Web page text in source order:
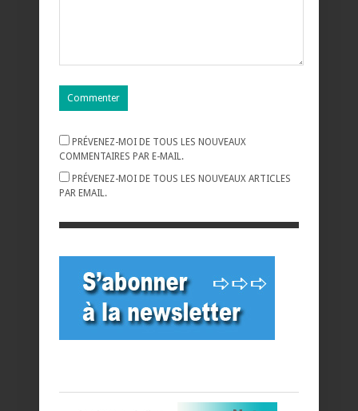
PRÉVENEZ-MOI DE TOUS LES NOUVEAUX
COMMENTAIRES PAR E-MAIL.
PRÉVENEZ-MOI DE TOUS LES NOUVEAUX ARTICLES
PAR EMAIL.